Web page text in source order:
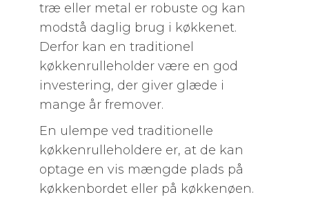
træ eller metal er robuste og kan
modstå daglig brug i køkkenet.
Derfor kan en traditionel
køkkenrulleholder være en god
investering, der giver glæde i
mange år fremover.
En ulempe ved traditionelle
køkkenrulleholdere er, at de kan
optage en vis mængde plads på
køkkenbordet eller på køkkenøen.